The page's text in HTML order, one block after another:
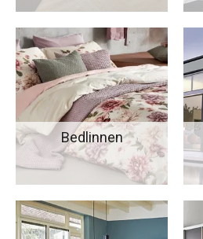
Bedlinnen